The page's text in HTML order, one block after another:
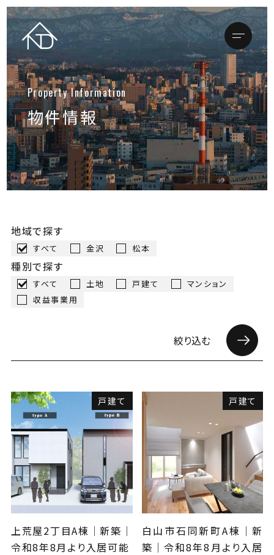
メニュ
トップページ
店舗情報
金沢本店
松本支店
買いたい方
売りたい方
会社案内
コンタクトフォームへ
金沢本店 076-259-6861
松本支店 0263-88-8430
物件情報
地域で探す
すべて 金沢 松本
種別で探す
すべて 土地 戸建て
マンション
収益事業用
絞り込む
戸建て
上荒屋2丁目A棟│新築│
令和8年8月より入居可能
戸建て
白山市石同新町A棟│新
築│令和8年8月より入居